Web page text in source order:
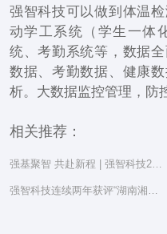
强智科技可以做到体温
动学工系统（学生一体
统、考勤系统等，数据
数据、考勤数据、健康
析。大数据监控管理，防
相关推荐：
强基聚智 共赴新程 | 强智科技2025年度总结表彰大会隆重举行
强智科技连续两年获评“湖南湘江新区民营企业社会责任百强”